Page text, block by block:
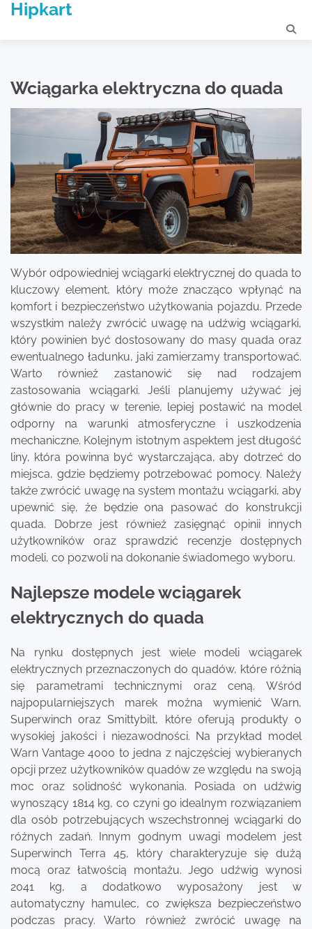
SkipHipkart
Wciągarka elektryczna do quada
Wybór odpowiedniej wciągarki elektrycznej do quada to
kluczowy element, który może znacząco wpłynąć na
komfort i bezpieczeństwo użytkowania pojazdu. Przede
wszystkim należy zwrócić uwagę na udźwig wciągarki,
który powinien być dostosowany do masy quada oraz
ewentualnego ładunku, jaki zamierzamy transportować.
Warto również zastanowić się nad rodzajem
zastosowania wciągarki. Jeśli planujemy używać jej
głównie do pracy w terenie, lepiej postawić na model
odporny na warunki atmosferyczne i uszkodzenia
mechaniczne. Kolejnym istotnym aspektem jest długość
liny, która powinna być wystarczająca, aby dotrzeć do
miejsca, gdzie będziemy potrzebować pomocy. Należy
także zwrócić uwagę na system montażu wciągarki, aby
upewnić się, że będzie ona pasować do konstrukcji
quada. Dobrze jest również zasięgnąć opinii innych
użytkowników oraz sprawdzić recenzje dostępnych
modeli, co pozwoli na dokonanie świadomego wyboru.
Najlepsze modele wciągarek
elektrycznych do quada
Na rynku dostępnych jest wiele modeli wciągarek
elektrycznych przeznaczonych do quadów, które różnią
się parametrami technicznymi oraz ceną. Wśród
najpopularniejszych marek można wymienić Warn,
Superwinch oraz Smittybilt, które oferują produkty o
wysokiej jakości i niezawodności. Na przykład model
Warn Vantage 4000 to jedna z najczęściej wybieranych
opcji przez użytkowników quadów ze względu na swoją
moc oraz solidność wykonania. Posiada on udźwig
wynoszący 1814 kg, co czyni go idealnym rozwiązaniem
dla osób potrzebujących wszechstronnej wciągarki do
różnych zadań. Innym godnym uwagi modelem jest
Superwinch Terra 45, który charakteryzuje się dużą
mocą oraz łatwością montażu. Jego udźwig wynosi
2041 kg, a dodatkowo wyposażony jest w
automatyczny hamulec, co zwiększa bezpieczeństwo
podczas pracy. Warto również zwrócić uwagę na